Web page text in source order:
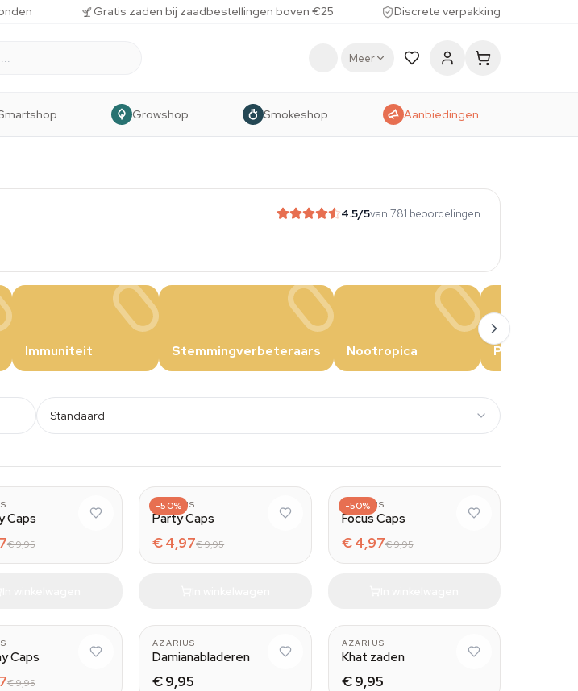
Gratis zaden bij zaadbestellingen boven €25 Discrete verpakking
Meer
Growshop Smokeshop Aanbiedingen
4.5/5van 781 beoordelingen
Immuniteit Stemmingverbeteraars Nootropica Party
Standaard
Caps
€ 9,95
-50%
AZARIUS
Party Caps
€ 4,97€ 9,95
-50%
AZARIUS
Focus Caps
€ 4,97€ 9,95
Caps
€ 9,95
AZARIUS
Damianabladeren
€ 9,95
AZARIUS
Khat zaden
€ 9,95